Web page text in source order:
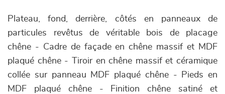
Plateau, fond, derrière, côtés en panneaux de
particules revêtus de véritable bois de placage
chêne - Cadre de façade en chêne massif et MDF
plaqué chêne - Tiroir en chêne massif et céramique
collée sur panneau MDF plaqué chêne - Pieds en
MDF plaqué chêne - Finition chêne satiné et